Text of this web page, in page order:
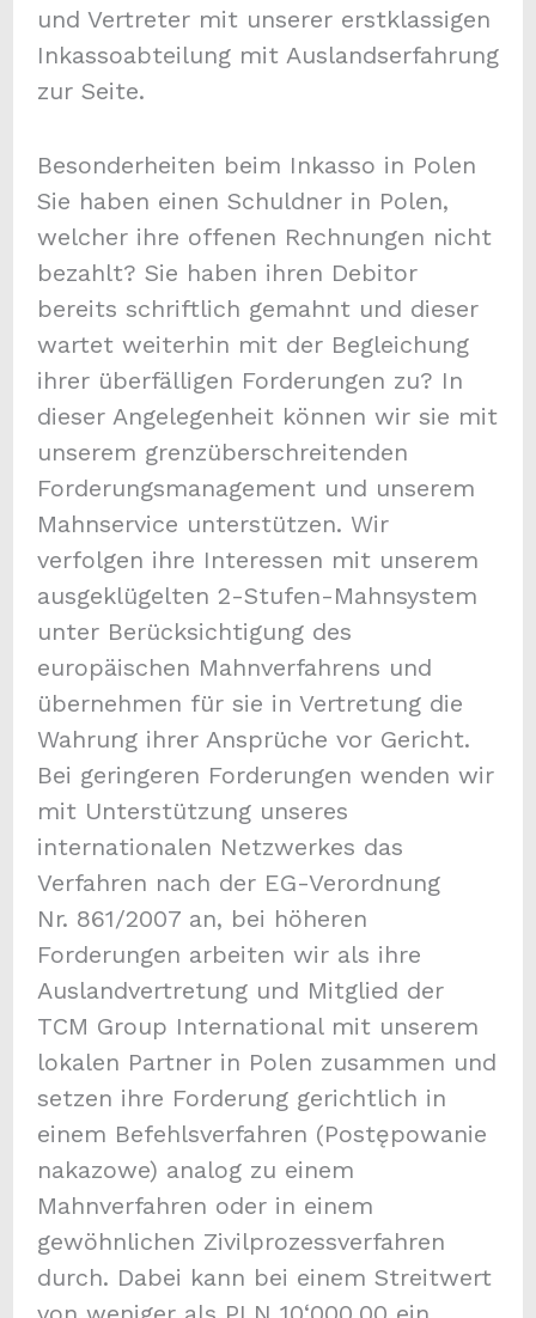
und Vertreter mit unserer erstklassigen
Inkassoabteilung mit Auslandserfahrung
zur Seite.
Besonderheiten beim Inkasso in Polen
Sie haben einen Schuldner in Polen,
welcher ihre offenen Rechnungen nicht
bezahlt? Sie haben ihren Debitor
bereits schriftlich gemahnt und dieser
wartet weiterhin mit der Begleichung
ihrer überfälligen Forderungen zu? In
dieser Angelegenheit können wir sie mit
unserem grenzüberschreitenden
Forderungsmanagement und unserem
Mahnservice unterstützen. Wir
verfolgen ihre Interessen mit unserem
ausgeklügelten 2-Stufen-Mahnsystem
unter Berücksichtigung des
europäischen Mahnverfahrens und
übernehmen für sie in Vertretung die
Wahrung ihrer Ansprüche vor Gericht.
Bei geringeren Forderungen wenden wir
mit Unterstützung unseres
internationalen Netzwerkes das
Verfahren nach der EG-Verordnung
Nr. 861/2007 an, bei höheren
Forderungen arbeiten wir als ihre
Auslandvertretung und Mitglied der
TCM Group International mit unserem
lokalen Partner in Polen zusammen und
setzen ihre Forderung gerichtlich in
einem Befehlsverfahren (Postępowanie
nakazowe) analog zu einem
Mahnverfahren oder in einem
gewöhnlichen Zivilprozessverfahren
durch. Dabei kann bei einem Streitwert